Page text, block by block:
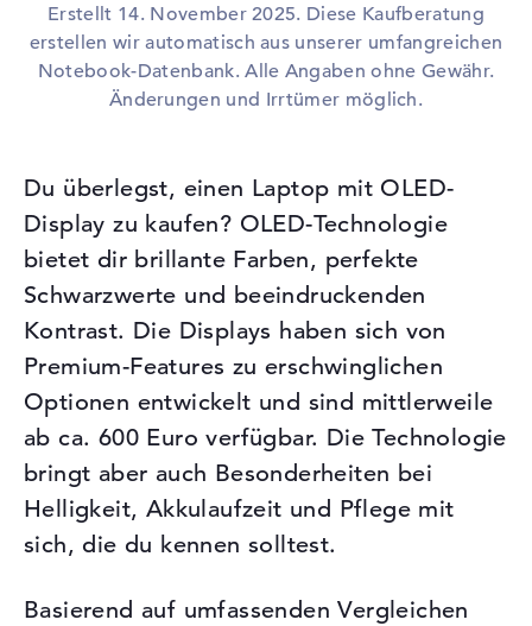
Erstellt 14. November 2025. Diese Kaufberatung
erstellen wir automatisch aus unserer umfangreichen
Notebook-Datenbank. Alle Angaben ohne Gewähr.
Änderungen und Irrtümer möglich.
Du überlegst, einen Laptop mit OLED-
Display zu kaufen? OLED-Technologie
bietet dir brillante Farben, perfekte
Schwarzwerte und beeindruckenden
Kontrast. Die Displays haben sich von
Premium-Features zu erschwinglichen
Optionen entwickelt und sind mittlerweile
ab ca. 600 Euro verfügbar. Die Technologie
bringt aber auch Besonderheiten bei
Helligkeit, Akkulaufzeit und Pflege mit
sich, die du kennen solltest.
Basierend auf umfassenden Vergleichen